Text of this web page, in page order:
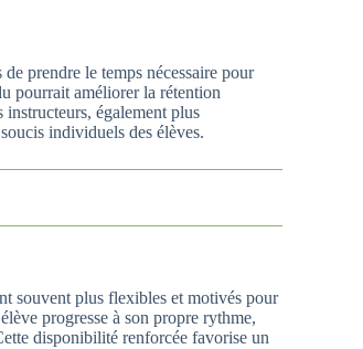
prendre le temps nécessaire pour
pourrait améliorer la rétention
également plus
individuels des élèves.
souvent plus flexibles et motivés pour
progresse à son propre rythme,
disponibilité renforcée favorise un